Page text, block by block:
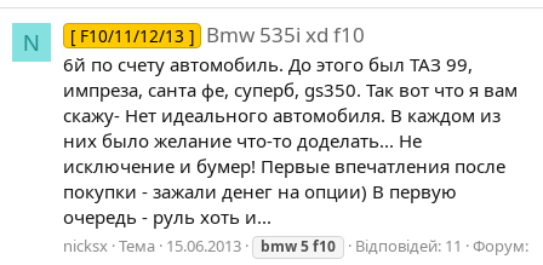
N [ F10/11/12/13 ] Bmw 535i xd f10
6й по счету автомобиль. До этого был ТАЗ 99,
импреза, санта фе, суперб, gs350. Так вот что я вам
скажу- Нет идеального автомобиля. В каждом из
них было желание что-то доделать... Не
исключение и бумер! Первые впечатления после
покупки - зажали денег на опции) В первую
очередь - руль хоть и...
nicksx Тема 15.06.2013 bmw5f10 Відповідей: 11
Форум: